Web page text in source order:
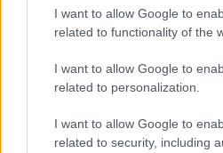
I want to allow Google to
related to functionality of the
I want to allow Google to
related to personalization.
I want to allow Google to
related to security, including
αδήλωτη